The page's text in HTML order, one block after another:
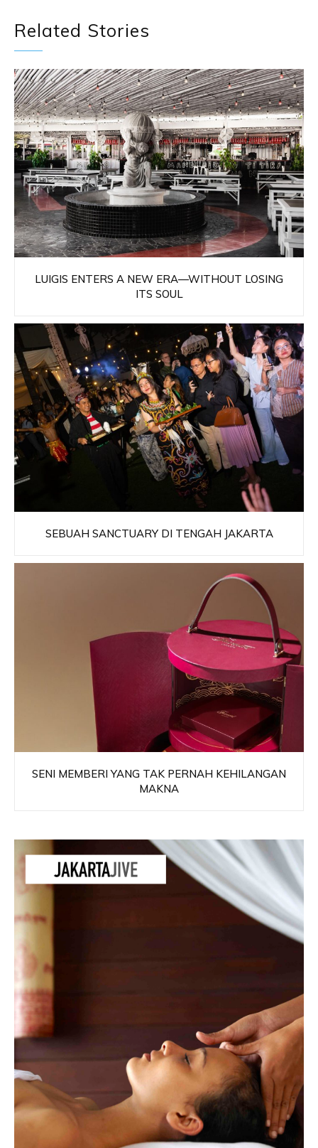
Related Stories
LUIGIS ENTERS A NEW ERA—WITHOUT LOSING
ITS SOUL
SEBUAH SANCTUARY DI TENGAH JAKARTA
SENI MEMBERI YANG TAK PERNAH KEHILANGAN
MAKNA